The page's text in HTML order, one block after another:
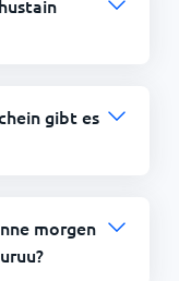
gibt es
morgen